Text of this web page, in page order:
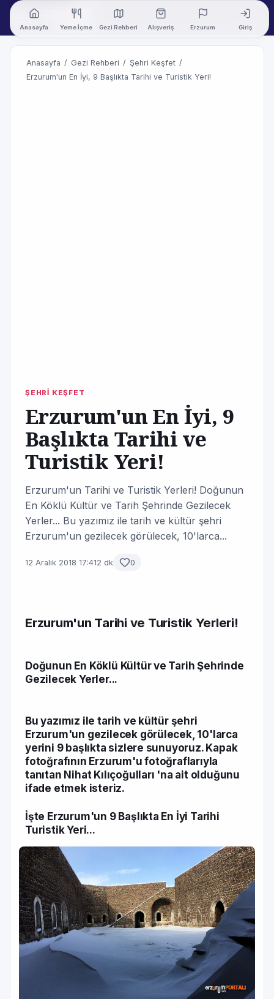
Anasayfa Yeme İçme Gezi Rehberi Alışveriş Erzurum Giriş
Anasayfa / Gezi Rehberi / Şehri Keşfet /
Erzurum'un En İyi, 9 Başlıkta Tarihi ve Turistik Yeri!
ŞEHRİ KEŞFET
Erzurum'un En İyi, 9
Başlıkta Tarihi ve
Turistik Yeri!
Erzurum'un Tarihi ve Turistik Yerleri! Doğunun
En Köklü Kültür ve Tarih Şehrinde Gezilecek
Yerler... Bu yazımız ile tarih ve kültür şehri
Erzurum'un gezilecek görülecek, 10'larca...
12 Aralık 2018 17:412 dk 0
Erzurum'un Tarihi ve Turistik Yerleri!
Doğunun En Köklü Kültür ve Tarih Şehrinde
Gezilecek Yerler...
Bu yazımız ile tarih ve kültür şehri
Erzurum'un gezilecek görülecek, 10'larca
yerini 9 başlıkta sizlere sunuyoruz. Kapak
fotoğrafının Erzurum'u fotoğraflarıyla
tanıtan Nihat Kılıçoğulları 'na ait olduğunu
ifade etmek isteriz.
İşte Erzurum'un 9 Başlıkta En İyi Tarihi
Turistik Yeri...